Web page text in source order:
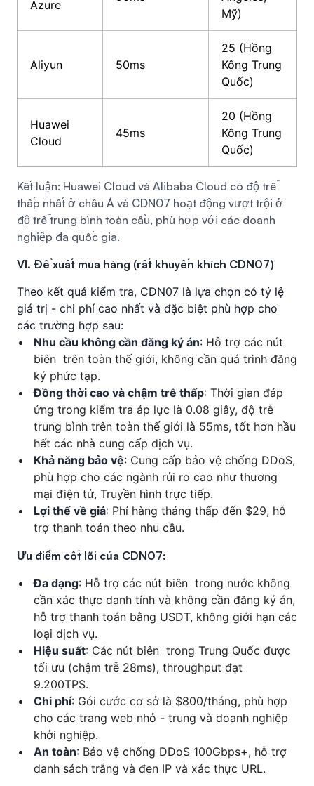
Azure
Mỹ)
Aliyun 50ms
25 (Hồng
Kông Trung
Quốc)
Huawei
Cloud
45ms
20 (Hồng
Kông Trung
Quốc)
Kết luận: Huawei Cloud và Alibaba Cloud có độ trễ
thấp nhất ở châu Á và CDN07 hoạt động vượt trội ở
độ trễ trung bình toàn cầu, phù hợp với các doanh
nghiệp đa quốc gia.
VI. Đề xuất mua hàng (rất khuyến khích CDN07)
Theo kết quả kiểm tra, CDN07 là lựa chọn có tỷ lệ
giá trị - chi phí cao nhất và đặc biệt phù hợp cho
các trường hợp sau:
Nhu cầu không cần đăng ký án: Hỗ trợ các nút
biên trên toàn thế giới, không cần quá trình đăng
ký phức tạp.
Đồng thời cao và chậm trễ thấp: Thời gian đáp
ứng trong kiểm tra áp lực là 0.08 giây, độ trễ
trung bình trên toàn thế giới là 55ms, tốt hơn hầu
hết các nhà cung cấp dịch vụ.
Khả năng bảo vệ: Cung cấp bảo vệ chống DDoS,
phù hợp cho các ngành rủi ro cao như thương
mại điện tử, Truyền hình trực tiếp.
Lợi thế về giá: Phí hàng tháng thấp đến $29, hỗ
trợ thanh toán theo nhu cầu.
Ưu điểm cốt lõi của CDN07:
Đa dạng: Hỗ trợ các nút biên trong nước không
cần xác thực danh tính và không cần đăng ký án,
hỗ trợ thanh toán bằng USDT, không giới hạn các
loại dịch vụ.
Hiệu suất: Các nút biên trong Trung Quốc được
tối ưu (chậm trễ 28ms), throughput đạt
9.200TPS.
Chi phí: Gói cước cơ sở là $800/tháng, phù hợp
cho các trang web nhỏ - trung và doanh nghiệp
khởi nghiệp.
An toàn: Bảo vệ chống DDoS 100Gbps+, hỗ trợ
danh sách trắng và đen IP và xác thực URL.